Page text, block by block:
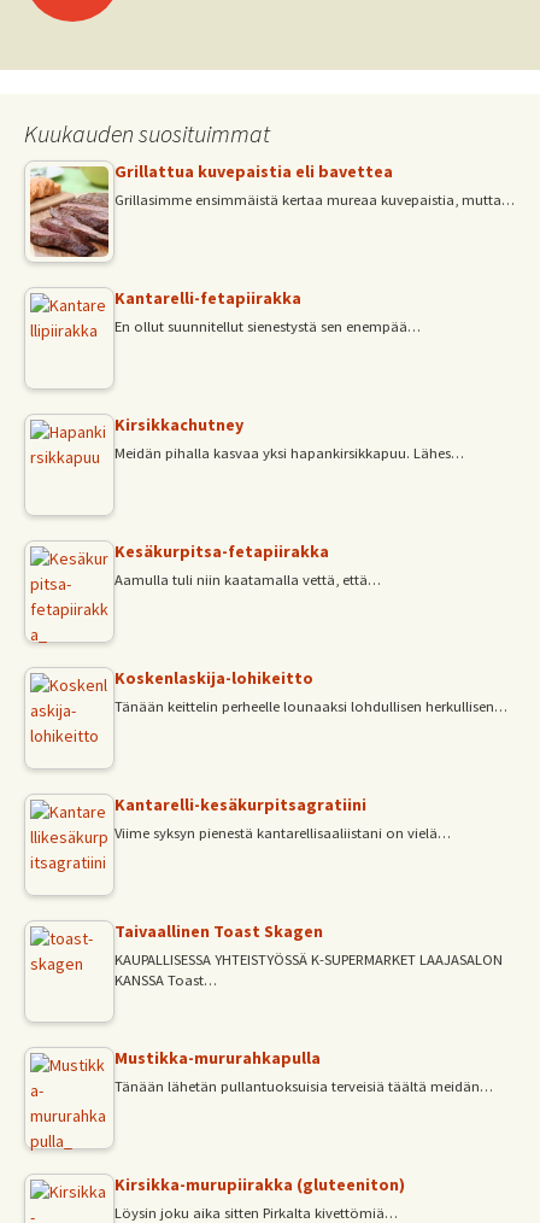
selaus
Kuukauden suosituimmat
Grillattua kuvepaistia eli bavettea
Grillasimme ensimmäistä kertaa mureaa kuvepaistia, mutta…
Kantarelli-fetapiirakka
En ollut suunnitellut sienestystä sen enempää…
Kirsikkachutney
Meidän pihalla kasvaa yksi hapankirsikkapuu. Lähes…
Kesäkurpitsa-fetapiirakka
Aamulla tuli niin kaatamalla vettä, että…
Koskenlaskija-lohikeitto
Tänään keittelin perheelle lounaaksi lohdullisen herkullisen…
Kantarelli-kesäkurpitsagratiini
Viime syksyn pienestä kantarellisaaliistani on vielä…
Taivaallinen Toast Skagen
KAUPALLISESSA YHTEISTYÖSSÄ K-SUPERMARKET LAAJASALON
KANSSA Toast…
Mustikka-mururahkapulla
Tänään lähetän pullantuoksuisia terveisiä täältä meidän…
Kirsikka-murupiirakka (gluteeniton)
Löysin joku aika sitten Pirkalta kivettömiä…